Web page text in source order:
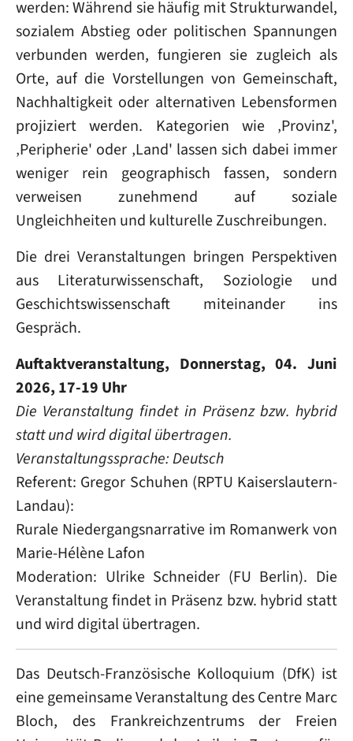
werden: Während sie häufig mit Strukturwandel,
sozialem Abstieg oder politischen Spannungen
verbunden werden, fungieren sie zugleich als
Orte, auf die Vorstellungen von Gemeinschaft,
Nachhaltigkeit oder alternativen Lebensformen
projiziert werden. Kategorien wie ‚Provinz',
‚Peripherie' oder ‚Land' lassen sich dabei immer
weniger rein geographisch fassen, sondern
verweisen zunehmend auf soziale
Ungleichheiten und kulturelle Zuschreibungen.
Die drei Veranstaltungen bringen Perspektiven
aus Literaturwissenschaft, Soziologie und
Geschichtswissenschaft miteinander ins
Gespräch.
Auftaktveranstaltung, Donnerstag, 04. Juni
2026, 17-19 Uhr
Die Veranstaltung findet in Präsenz bzw. hybrid
statt und wird digital übertragen.
Veranstaltungssprache: Deutsch
Referent: Gregor Schuhen (RPTU Kaiserslautern-
Landau):
Rurale Niedergangsnarrative im Romanwerk von
Marie-Hélène Lafon
Moderation: Ulrike Schneider (FU Berlin). Die
Veranstaltung findet in Präsenz bzw. hybrid statt
und wird digital übertragen.
Das Deutsch-Französische Kolloquium (DfK) ist
eine gemeinsame Veranstaltung des Centre Marc
Bloch, des Frankreichzentrums der Freien